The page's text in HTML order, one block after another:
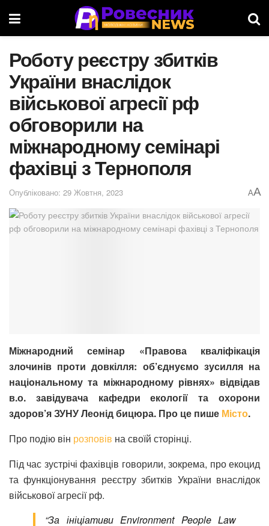
Роботу реєстру збитків
України внаслідок
військової агресії рф
обговорили на
міжнародному семінарі
фахівці з Тернополя
Опубліковано: 29 Жовтня, 2023 AA
Міжнародний семінар «Правова кваліфікація
злочинів проти довкілля: об’єднуємо зусилля на
національному та міжнародному рівнях» відвідав
в.о. завідувача кафедри екології та охорони
здоров’я ЗУНУ Леонід бицюра. Про це пише Місто.
Про подію він розповів на своїй сторінці.
Під час зустрічі фахівців говорили, зокрема, про екоцид
та функціонування реєстру збитків України внаслідок
військової агресії рф.
“За ініціативи Environment People Law